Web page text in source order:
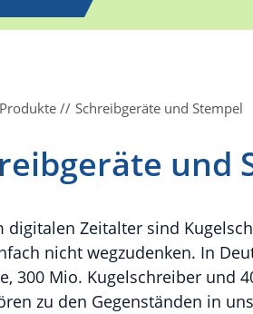
Produkte Schreibgeräte und Stempel
und
digitalen Zeitalter sind
nicht wegzudenken. In
300 Mio. Kugelschreiber und
zu den Gegenständen in